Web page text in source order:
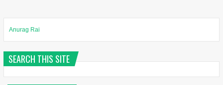
Anurag Rai
SEARCH THIS SITE